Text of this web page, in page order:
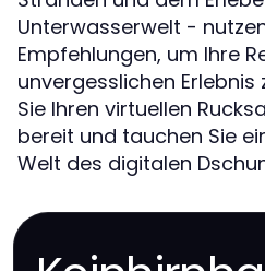
Unterwasserwelt -
Empfehlungen, um Ihre
unvergesslichen Erlebnis
Sie Ihren virtuellen
bereit und tauchen Sie
Welt des digitalen